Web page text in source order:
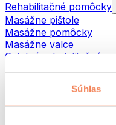
Súhlas
Rehabilitačné pomôcky
Masážne pištole
Masážne pomôcky
Masážne valce
Ostatné rehabilitačné
Tašky a batohy
Tašky na jedlo a